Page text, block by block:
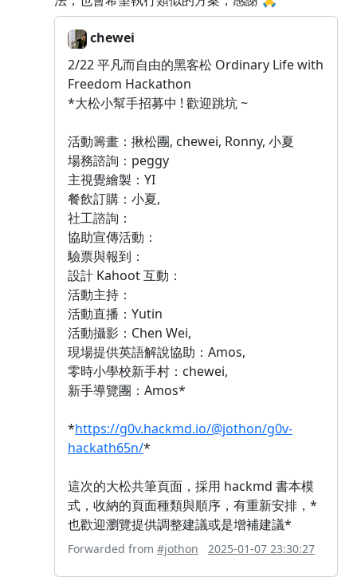
chewei
2/22 平凡而自由的黑客松 Ordinary Life with
Freedom Hackathon
*大松小幫手招募中 ! 歡迎跳坑 ~
活動籌畫：揪松團, chewei, Ronny, 小夏
場務諮詢：peggy
主視覺繪製：YI
餐飲訂購：小夏,
社工諮詢：
協助宣傳活動：
驗票與報到：
設計 Kahoot 互動：
活動主持：
活動直播：Yutin
活動攝影：Chen Wei,
現場提供英語解說協助：Amos,
零時小學校新手村：chewei,
新手導覽團：Amos*
*https://g0v.hackmd.io/@jothon/g0v-
hackath65n/*
這次的大松共筆頁面，採用 hackmd 書本模
式，收納的頁面種類與順序，有重新安排，*
也歡迎瀏覽提供調整建議或是增補建議*
Forwarded from #jothon 2025-01-07 23:30:27